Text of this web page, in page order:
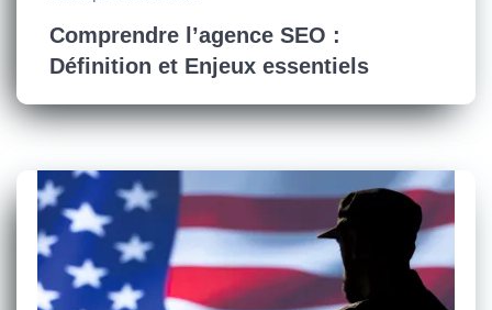
Comprendre l’agence SEO :
Définition et Enjeux essentiels